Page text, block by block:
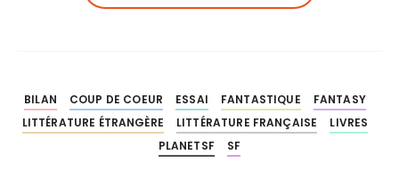
BILAN COUP DE COEUR ESSAI FANTASTIQUE
FANTASY
LITTÉRATURE ÉTRANGÈRE
LITTÉRATURE FRANÇAISE
LIVRES
PLANETSF
SF